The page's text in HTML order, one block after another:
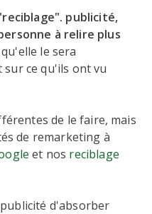
publicité,
à relire plus
le sera
ce qu'ils ont vu
de le faire, mais
de remarketing à
et nos reciblage
d'absorber